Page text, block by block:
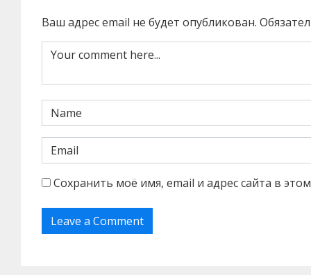
Ваш адрес email не будет опубликован.
Сохранить моё имя, email и адрес сайта в